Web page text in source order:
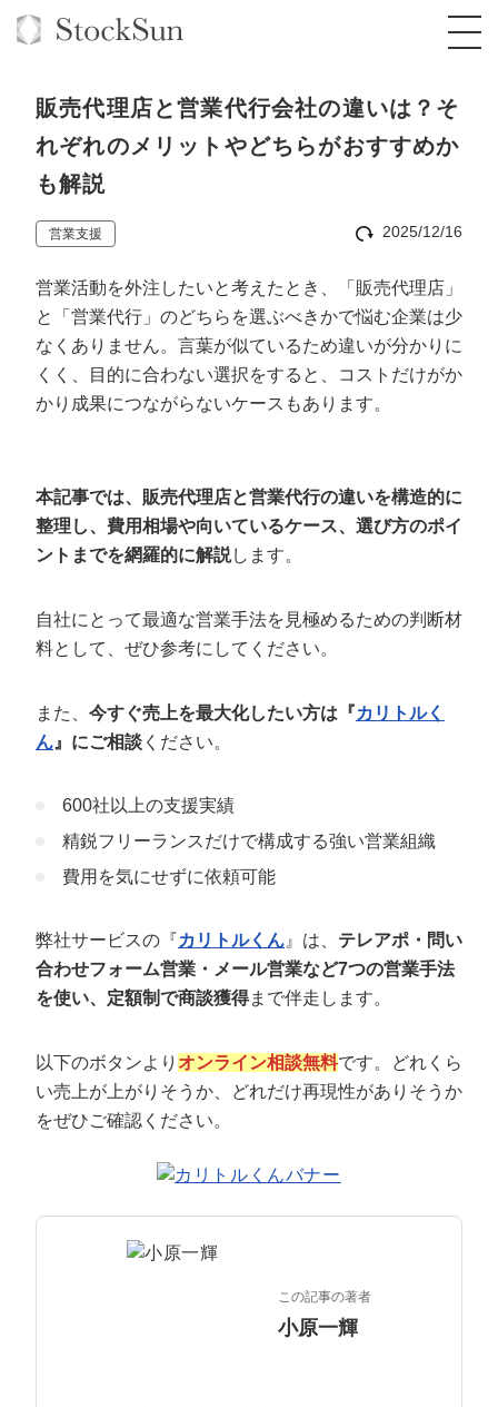
オーダーメイド支援
TOP
コンサルタント一覧
品質ガイドライン
社内コンペ
BPO支援
定額制Webマーケティング代行『マキトルく
ん』
定額制営業代行『カリトルくん』
ん』
定額LINE運用代行『LINEマキトルくん』
オリジナルサービス
格安でAI導入支援『あいのりAI』
拡散付1日密着動画制作『まるごと社長』
定額制LP制作・改善『最強LP』
採用YouTubeチャンネル構築『トリトル』
実績
お役立ち資料
オンラインサロン
StockSun道場
道場TOP
エンジニア
広告運用
年収エージェント
会社概要・役員紹介
代表メッセージ（岩野圭佑）
取締役メッセージ（株本祐己）
業務委託
認定パートナー
動画ディレクター
正社員
マーケマネージャー
カスタマーサクセスマネージャー
常勤監査役
販売代理店と営業代行会社の違いは？そ
れぞれのメリットやどちらがおすすめか
も解説
営業支援 2025/12/16
営業活動を外注したいと考えたとき、「販売代理店」
と「営業代行」のどちらを選ぶべきかで悩む企業は少
なくありません。言葉が似ているため違いが分かりに
くく、目的に合わない選択をすると、コストだけがか
かり成果につながらないケースもあります。
本記事では、販売代理店と営業代行の違いを構造的に
整理し、費用相場や向いているケース、選び方のポイ
ントまでを網羅的に解説します。
自社にとって最適な営業手法を見極めるための判断材
料として、ぜひ参考にしてください。
また、 今すぐ売上を最大化したい方は『カリトルく
ん 』にご相談 ください。
600社以上の支援実績
精鋭フリーランスだけで構成する強い営業組織
費用を気にせずに依頼可能
弊社サービスの『カリトルくん 』は、 テレアポ・問い
合わせフォーム営業・メール営業など7つの営業手法
を使い、定額制で商談獲得まで伴走します。
以下のボタンより オンライン相談無料です。どれくら
い売上が上がりそうか、どれだけ再現性がありそうか
をぜひご確認ください。
この記事の著者
小原一輝